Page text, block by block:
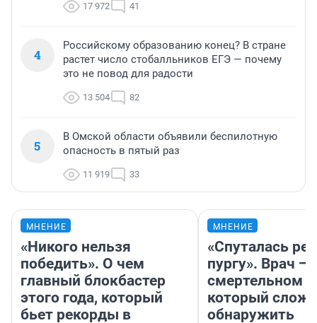
17 972 41
4
Российскому образованию конец? В стране
растет число стобалльников ЕГЭ — почему
это не повод для радости
13 504 82
5
В Омской области объявили беспилотную
опасность в пятый раз
11 919 33
МНЕНИЕ
«Никого нельзя
победить». О чем
главный блокбастер
этого года, который
бьет рекорды в
МНЕНИЕ
«Спуталась
пургу». Врач —
смертельном
который
обнаружить